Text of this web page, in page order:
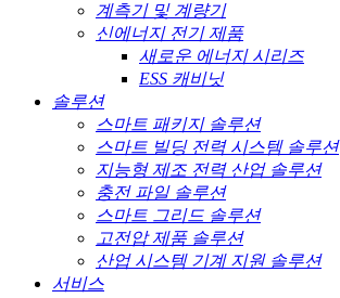
계측기 및 계량기
신에너지 전기 제품
새로운 에너지 시리즈
ESS 캐비닛
솔루션
스마트 패키지 솔루션
스마트 빌딩 전력 시스템 솔루션
지능형 제조 전력 산업 솔루션
충전 파일 솔루션
스마트 그리드 솔루션
고전압 제품 솔루션
산업 시스템 기계 지원 솔루션
서비스